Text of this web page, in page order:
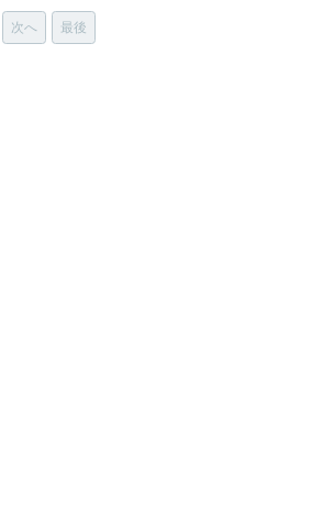
次へ 最後